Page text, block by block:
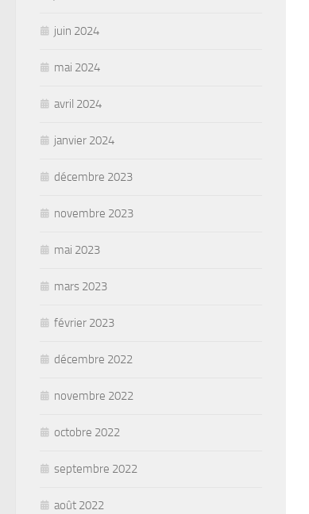
juin 2024
mai 2024
avril 2024
janvier 2024
décembre 2023
novembre 2023
mai 2023
mars 2023
février 2023
décembre 2022
novembre 2022
octobre 2022
septembre 2022
août 2022